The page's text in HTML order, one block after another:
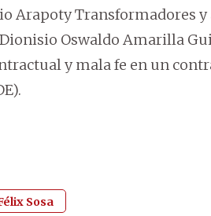
Arapoty Transformadores y
Oswaldo Amarilla
y mala fe en un
Sosa